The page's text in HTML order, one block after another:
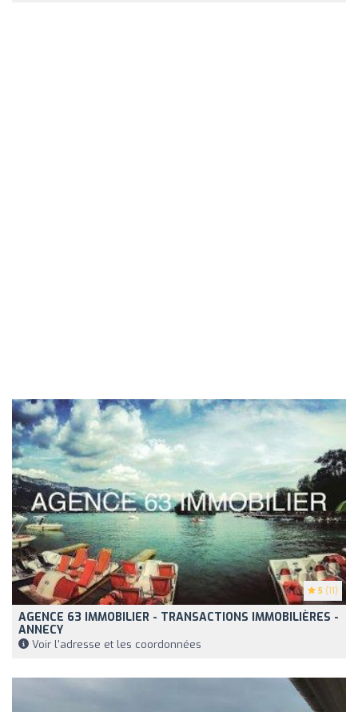
5 (11)
AGENCE 63 IMMOBILIER - TRANSACTIONS IMMOBILIÈRES -
ANNECY
Voir l'adresse et les coordonnées